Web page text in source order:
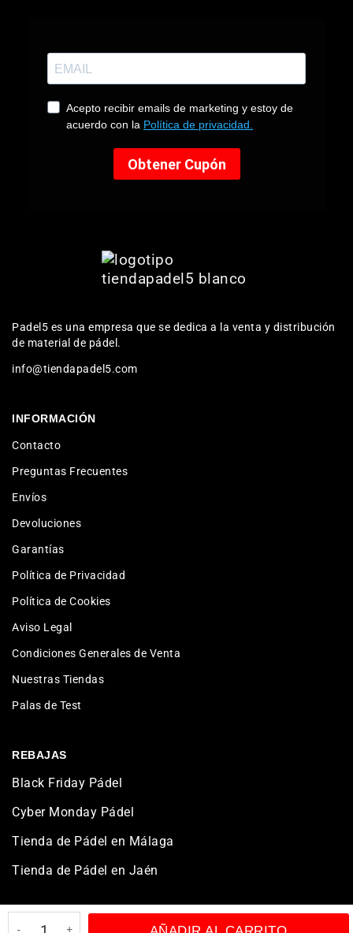
Padel5 es una empresa que se dedica a la venta y distribución
de material de pádel.
info@tiendapadel5.com
INFORMACIÓN
Contacto
Preguntas Frecuentes
Envíos
Devoluciones
Garantías
Política de Privacidad
Política de Cookies
Aviso Legal
Condiciones Generales de Venta
Nuestras Tiendas
Palas de Test
REBAJAS
Black Friday Pádel
Cyber Monday Pádel
Tienda de Pádel en Málaga
Tienda de Pádel en Jaén